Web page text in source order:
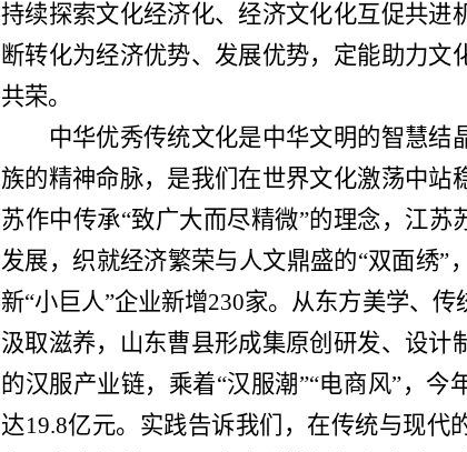
持续探索文化经济化、经济文化化互促共进
断转化为经济优势、发展优势，定能助力文
共荣。
中华优秀传统文化是中华文明的智慧结
族的精神命脉，是我们在世界文化激荡中站
苏作中传承“致广大而尽精微”的理念，江苏
发展，织就经济繁荣与人文鼎盛的“双面绣”
新“小巨人”企业新增230家。从东方美学、传
汲取滋养，山东曹县形成集原创研发、设计
的汉服产业链，乘着“汉服潮”“电商风”，今
达19.8亿元。实践告诉我们，在传统与现代